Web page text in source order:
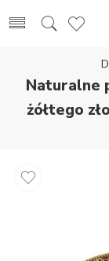
Naturalne
żółtego